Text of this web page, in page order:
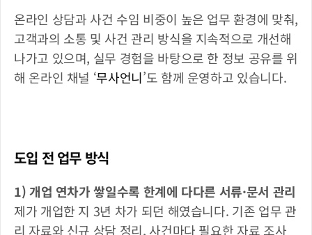
온라인 상담과 사건 수임 비중이 높은 업무 환경에 맞춰,
고객과의 소통 및 사건 관리 방식을 지속적으로 개선해
나가고 있으며, 실무 경험을 바탕으로 한 정보 공유를 위
해 온라인 채널 ‘무사언니’도 함께 운영하고 있습니다.
도입 전 업무 방식
1) 개업 연차가 쌓일수록 한계에 다다른 서류·문서 관리
제가 개업한 지 3년 차가 되던 해였습니다. 기존 업무 관
리 자료와 신규 상담 정리, 사건마다 필요한 자료 조사